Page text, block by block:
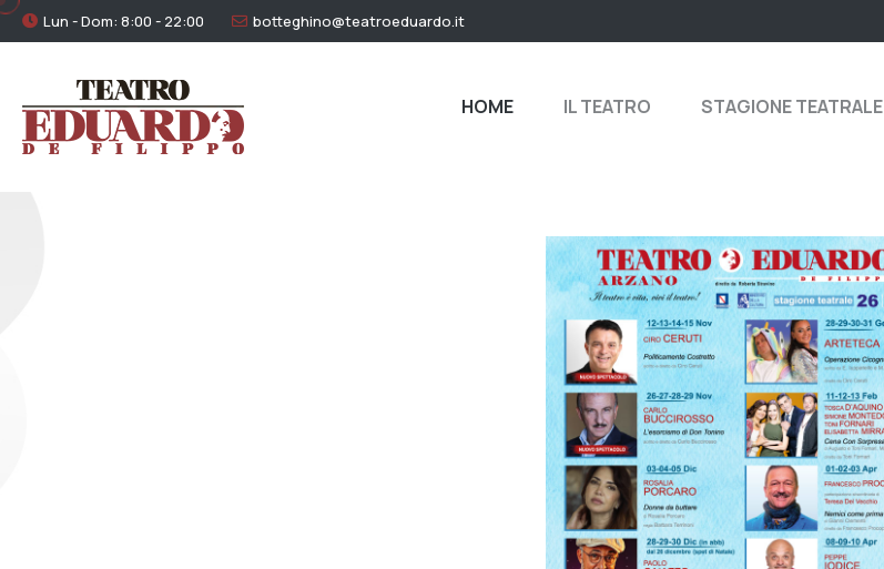
Lun - Dom: 8:00 - 22:00 botteghino@teatroeduardo.it
HOME IL TEATRO STAGIONE TEATRALE